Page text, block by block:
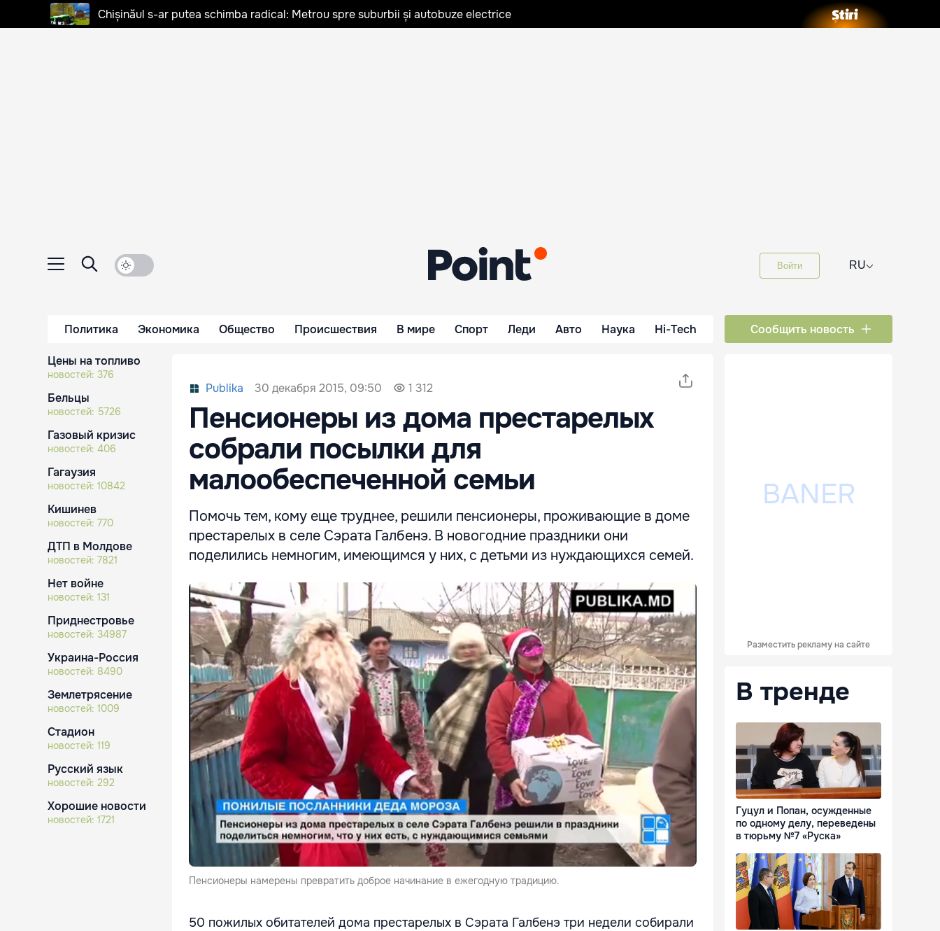
Chișinăul s-ar putea schimba radical: Metrou spre suburbii și autobuze electrice
Войти RU⌵
Политика Экономика Общество Происшествия В мире Спорт Леди Авто Наука Hi-Tech Сообщить новость
Цены на топливо
новостей: 376
Бельцы
новостей: 5726
Газовый кризис
новостей: 406
Гагаузия
новостей: 10842
Кишинев
новостей: 770
ДТП в Молдове
новостей: 7821
Нет войне
новостей: 131
Приднестровье
новостей: 34987
Украина-Россия
новостей: 8490
Землетрясение
новостей: 1009
Стадион
новостей: 119
Русский язык
новостей: 292
Хорошие новости
новостей: 1721
Publika 30 декабря 2015, 09:50 1 312
Пенсионеры из дома престарелых
собрали посылки для
малообеспеченной семьи
Помочь тем, кому еще труднее, решили пенсионеры, проживающие в доме
престарелых в селе Сэрата Галбенэ. В новогодние праздники они
поделились немногим, имеющимся у них, с детьми из нуждающихся семей.
Пенсионеры намерены превратить доброе начинание в ежегодную традицию.
50 пожилых обитателей дома престарелых в Сэрата Галбенэ три недели собирали
Разместить рекламу на сайте
В тренде
Гуцул и Попан, осужденные
по одному делу, переведены
в тюрьму №7 «Руска»